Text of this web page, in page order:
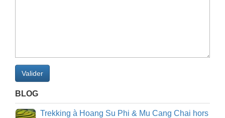
Valider
BLOG
Trekking à Hoang Su Phi & Mu Cang Chai hors